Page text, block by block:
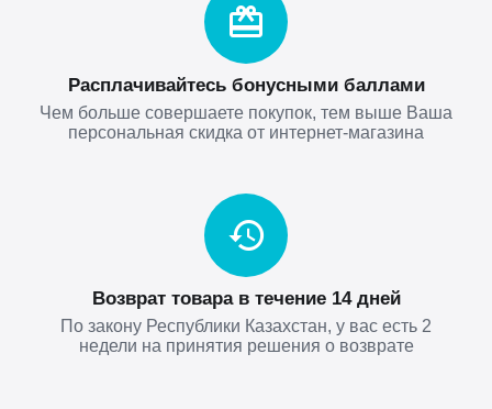
Расплачивайтесь бонусными баллами
Чем больше совершаете покупок, тем выше Ваша
персональная скидка от интернет-магазина
Возврат товара в течение 14 дней
По закону Республики Казахстан, у вас есть 2
недели на принятия решения о возврате